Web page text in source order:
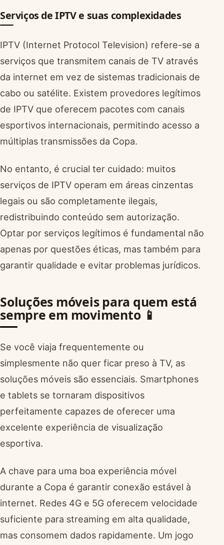
Serviços de IPTV e suas complexidades
IPTV (Internet Protocol Television) refere-se a
serviços que transmitem canais de TV através
da internet em vez de sistemas tradicionais de
cabo ou satélite. Existem provedores legítimos
de IPTV que oferecem pacotes com canais
esportivos internacionais, permitindo acesso a
múltiplas transmissões da Copa.
No entanto, é crucial ter cuidado: muitos
serviços de IPTV operam em áreas cinzentas
legais ou são completamente ilegais,
redistribuindo conteúdo sem autorização.
Optar por serviços legítimos é fundamental não
apenas por questões éticas, mas também para
garantir qualidade e evitar problemas jurídicos.
Soluções móveis para quem está
sempre em movimento 📱
Se você viaja frequentemente ou
simplesmente não quer ficar preso à TV, as
soluções móveis são essenciais. Smartphones
e tablets se tornaram dispositivos
perfeitamente capazes de oferecer uma
excelente experiência de visualização
esportiva.
A chave para uma boa experiência móvel
durante a Copa é garantir conexão estável à
internet. Redes 4G e 5G oferecem velocidade
suficiente para streaming em alta qualidade,
mas consomem dados rapidamente. Um jogo